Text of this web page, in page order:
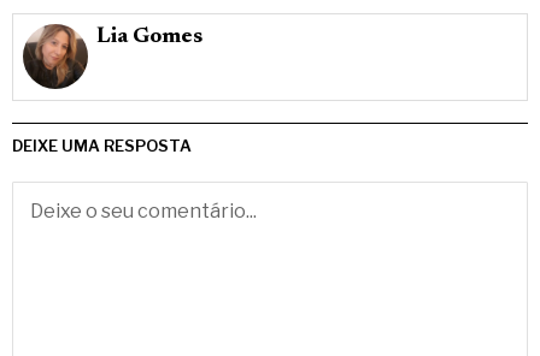
Lia Gomes
DEIXE UMA RESPOSTA